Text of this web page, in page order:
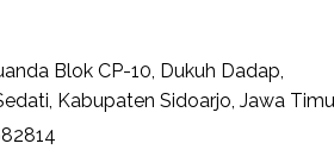
Blok CP-10, Dukuh Dadap,
Kabupaten Sidoarjo, Jawa